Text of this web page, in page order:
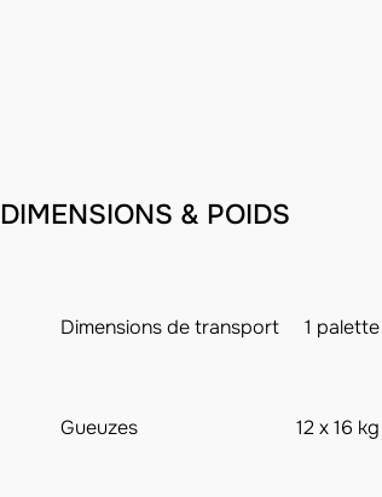
DIMENSIONS & POIDS
Dimensions de transport 1 palette
Gueuzes 12 x 16 kg